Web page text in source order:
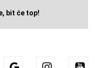
bit će top!